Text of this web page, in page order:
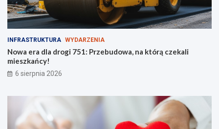
INFRASTRUKTURA WYDARZENIA
Nowa era dla drogi 751: Przebudowa, na którą czekali
mieszkańcy!
6 sierpnia 2026